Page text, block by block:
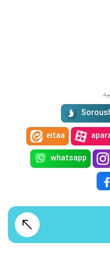
eitaa
whatsapp